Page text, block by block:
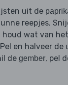
uit de
reepjes.
houd wat van het
en halveer de
de gember, pel